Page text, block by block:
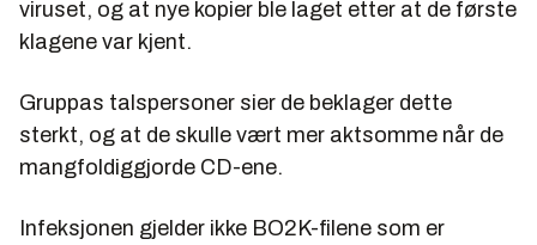
viruset, og at nye kopier ble laget etter at de første
klagene var kjent.
Gruppas talspersoner sier de beklager dette
sterkt, og at de skulle vært mer aktsomme når de
mangfoldiggjorde CD-ene.
Infeksjonen gjelder ikke BO2K-filene som er